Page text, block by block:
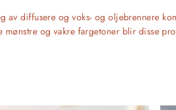
av diffusere og voks- og oljebrennere
mønstre og vakre fargetoner blir disse